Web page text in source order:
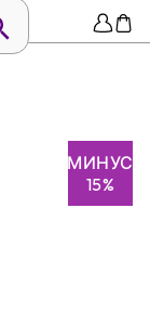
МИНУС
15%